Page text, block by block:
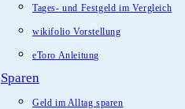
Tages- und Festgeld im Vergleich
wikifolio Vorstellung
eToro Anleitung
Sparen
Geld im Alltag sparen